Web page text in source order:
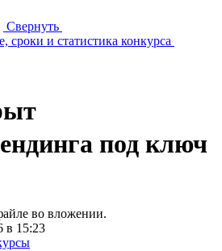
Свернуть
сроки и статистика конкурса
под ключ
во вложении.
в 15:23